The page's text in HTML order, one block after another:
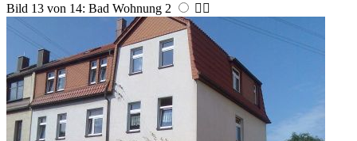
Bild 13 von 14: Bad Wohnung 2  